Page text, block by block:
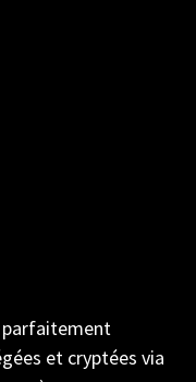
parfaitement
et cryptées via